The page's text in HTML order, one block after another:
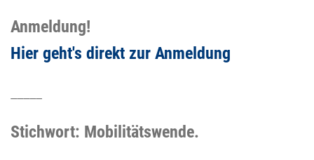
Anmeldung!
Hier geht's direkt zur Anmeldung
Stichwort: Mobilitätswende.